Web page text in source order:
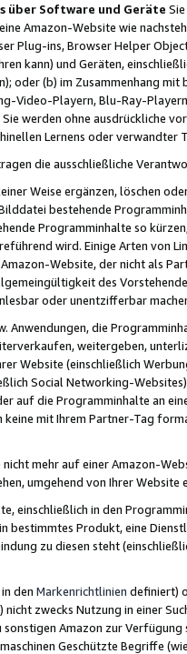
über Software und Geräte
Amazon-Website wie
Plug-ins, Browser Helper
kann) und Geräten,
oder (b) im Zusammenhang
Video-Playern, Blu-Ray-
werden ohne ausdrückliche
Lernens oder
die ausschließliche
Weise ergänzen, löschen
bestehende
Programminhalte so
wird. Einige Arten von
Website, der nicht als
des
oder unentzifferbar
Anwendungen, die
weitergeben,
Website (einschließlich
Social Networking-
auf die Programminhalte an
mit Ihrem Partner-Tag
mehr auf einer Amazon-
umgehend von Ihrer
einschließlich in den
bestimmtes Produkt, eine
zu diesen steht
den Markenrichtlinien definiert)
nicht zwecks Nutzung in einer
sonstigen Amazon zur
Geschützte Begriffe